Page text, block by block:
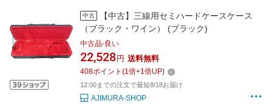
中古
【中古】三線用セミハードケースケース
（ブラック・ワイン） (ブラック)
中古品-良い
22,528 円 送料無料
408ポイント (1倍+1倍UP)
12:00までの注文で最短8/18お届け
AJIMURA-SHOP